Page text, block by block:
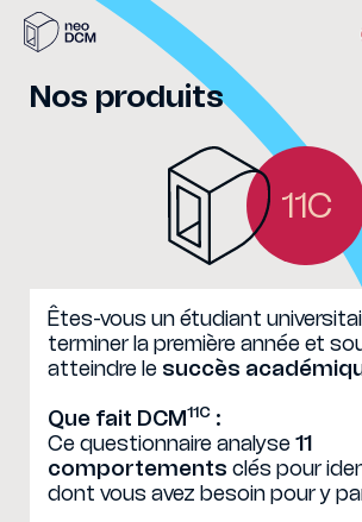
Nos produits
11C
Êtes-vous un étudiant
terminer la première année et
atteindre le succès
Que fait DCM11C :
Ce questionnaire analyse11
comportements clés pour
dont vous avez besoin pour y